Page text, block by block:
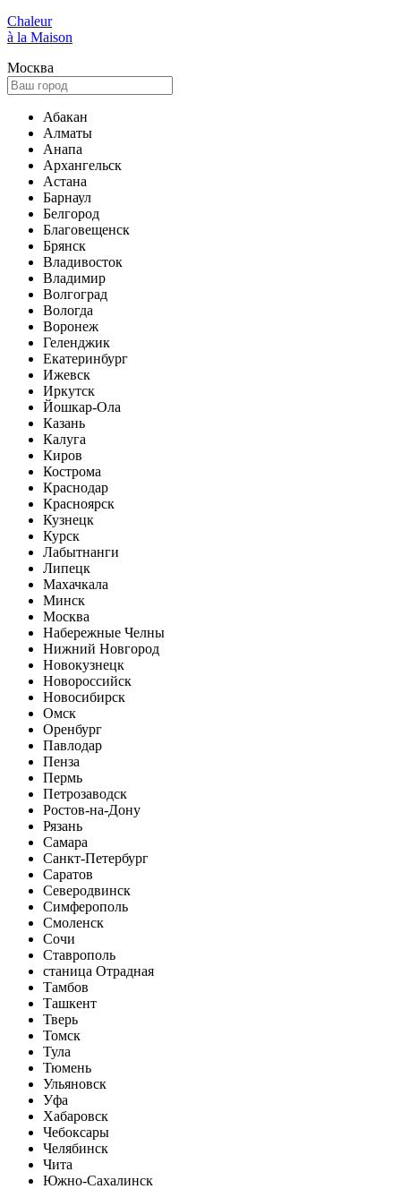
Сhaleur
à la Maison
Москва
Абакан
Алматы
Анапа
Архангельск
Астана
Барнаул
Белгород
Благовещенск
Брянск
Владивосток
Владимир
Волгоград
Вологда
Воронеж
Геленджик
Екатеринбург
Ижевск
Иркутск
Йошкар-Ола
Казань
Калуга
Киров
Кострома
Краснодар
Красноярск
Кузнецк
Курск
Лабытнанги
Липецк
Махачкала
Минск
Москва
Набережные Челны
Нижний Новгород
Новокузнецк
Новороссийск
Новосибирск
Омск
Оренбург
Павлодар
Пенза
Пермь
Петрозаводск
Ростов-на-Дону
Рязань
Самара
Санкт-Петербург
Саратов
Северодвинск
Симферополь
Смоленск
Сочи
Ставрополь
станица Отрадная
Тамбов
Ташкент
Тверь
Томск
Тула
Тюмень
Ульяновск
Уфа
Хабаровск
Чебоксары
Челябинск
Чита
Южно-Сахалинск